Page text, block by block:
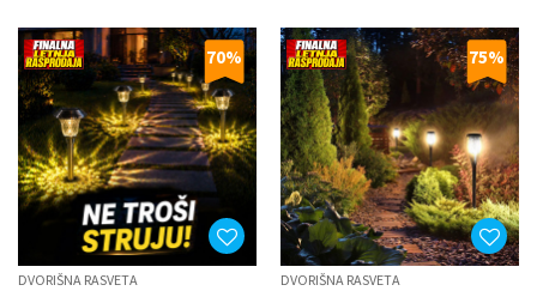
70%
DVORIŠNA RASVETA
75%
DVORIŠNA RASVETA